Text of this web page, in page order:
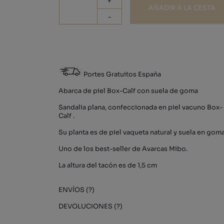
-
AÑADIR A LA CESTA
Portes Gratuitos España
Abarca de piel Box-Calf con suela de goma
Sandalia plana, confeccionada en piel vacuno Box-
Calf .
Su planta es de piel vaqueta natural y suela en
Uno de los best-seller de Avarcas Mibo.
La altura del tacón es de 1,5 cm
ENVÍOS (?)
DEVOLUCIONES (?)